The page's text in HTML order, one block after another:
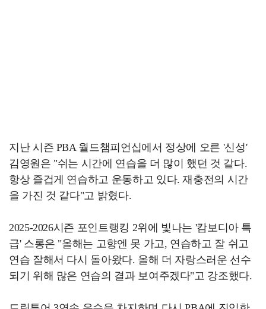
지난 시즌 PBA 월드챔피언십에서 정상에 오른 '신성'
김영원은 "쉬는 시간에 연습을 더 많이 했던 것 같다.
항상 즐겁게 연습하고 운동하고 있다. 재충전의 시간
을 가진 것 같다"고 밝혔다.
2025-2026시즌 포인트랭킹 2위에 빛나는 '캄보디아 특
급' 스롱은 "올해는 고향엔 못 가고, 연습하고 잘 쉬고
연습 잘해서 다시 돌아왔다. 올해 더 자랑스러운 선수
되기 위해 많은 연습의 결과 보여주겠다"고 강조했다.